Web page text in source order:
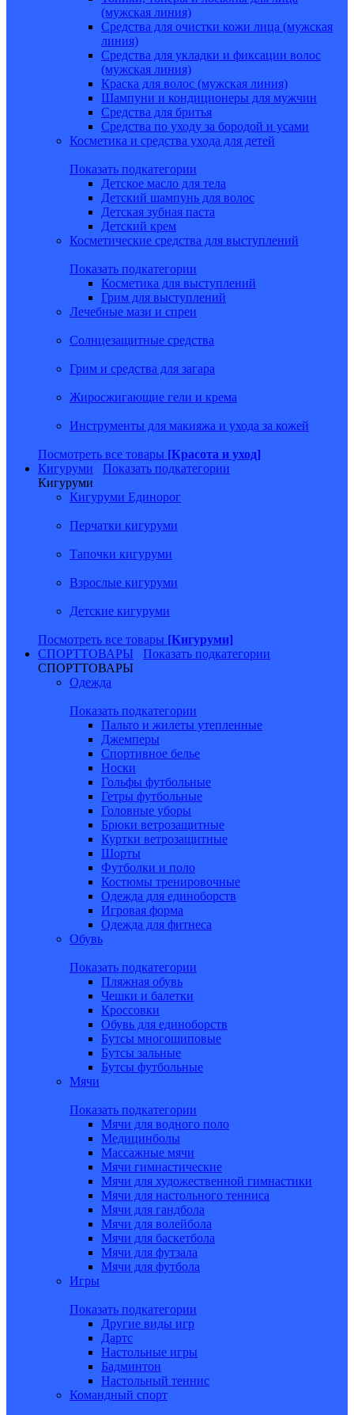
(мужская линия)
Средства для очистки кожи лица (мужская
линия)
Средства для укладки и фиксации волос
(мужская линия)
Краска для волос (мужская линия)
Шампуни и кондиционеры для мужчин
Средства для бритья
Средства по уходу за бородой и усами
Косметика и средства ухода для детей
Показать подкатегории
Детское масло для тела
Детский шампунь для волос
Детская зубная паста
Детский крем
Косметические средства для выступлений
Показать подкатегории
Косметика для выступлений
Грим для выступлений
Лечебные мази и спреи
Солнцезащитные средства
Грим и средства для загара
Жиросжигающие гели и крема
Инструменты для макияжа и ухода за кожей
Посмотреть все товары [Красота и уход]
Кигуруми
Показать подкатегории
Кигуруми
Кигуруми Единорог
Перчатки кигуруми
Тапочки кигуруми
Взрослые кигуруми
Детские кигуруми
Посмотреть все товары [Кигуруми]
СПОРТТОВАРЫ
Показать подкатегории
СПОРТТОВАРЫ
Одежда
Показать подкатегории
Пальто и жилеты утепленные
Джемперы
Спортивное белье
Носки
Гольфы футбольные
Гетры футбольные
Головные уборы
Брюки ветрозащитные
Куртки ветрозащитные
Шорты
Футболки и поло
Костюмы тренировочные
Одежда для единоборств
Игровая форма
Одежда для фитнеса
Обувь
Показать подкатегории
Пляжная обувь
Чешки и балетки
Кроссовки
Обувь для единоборств
Бутсы многошиповые
Бутсы зальные
Бутсы футбольные
Мячи
Показать подкатегории
Мячи для водного поло
Медицинболы
Массажные мячи
Мячи гимнастические
Мячи для художественной гимнастики
Мячи для настольного тенниса
Мячи для гандбола
Мячи для волейбола
Мячи для баскетбола
Мячи для футзала
Мячи для футбола
Игры
Показать подкатегории
Другие виды игр
Дартс
Настольные игры
Бадминтон
Настольный теннис
Командный спорт